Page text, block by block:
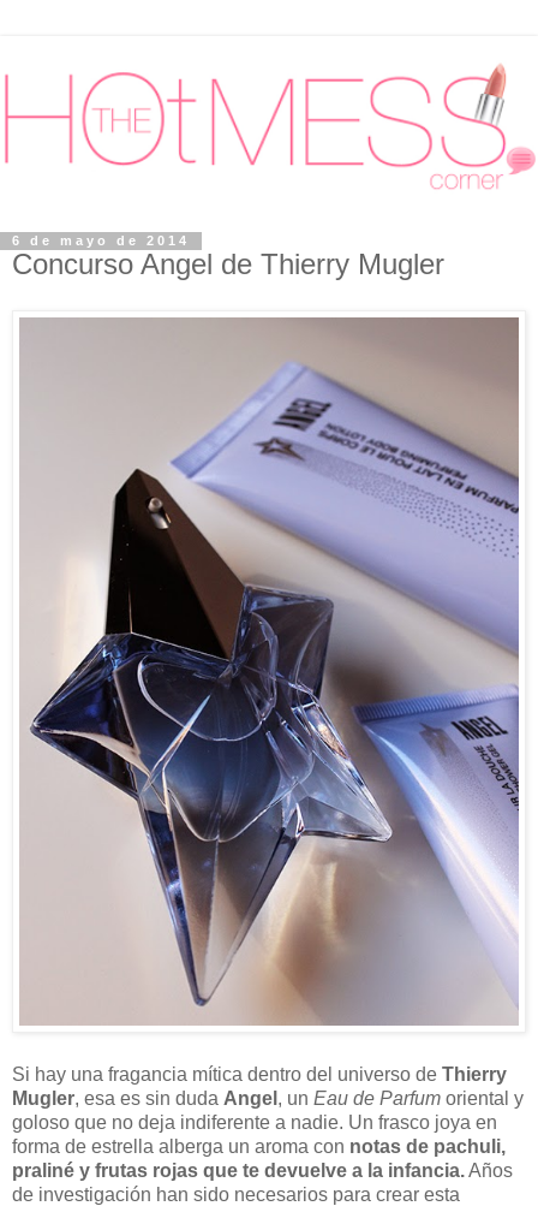
6 de mayo de 2014
Concurso Angel de Thierry Mugler
Si hay una fragancia mítica dentro del universo de Thierry
Mugler, esa es sin duda Angel , un Eau de Parfum oriental y
goloso que no deja indiferente a nadie. Un frasco joya en
forma de estrella alberga un aroma con notas de pachuli,
praliné y frutas rojas que te devuelve a la infancia.Años
de investigación han sido necesarios para crear esta